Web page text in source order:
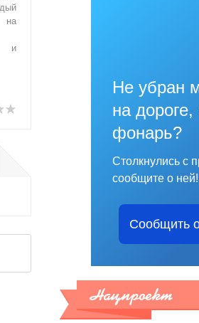
на
и
Не убран
на дороге,
фонарь?
Столкнулись с
сообщите о ней!
Сообщить
Нацпроект